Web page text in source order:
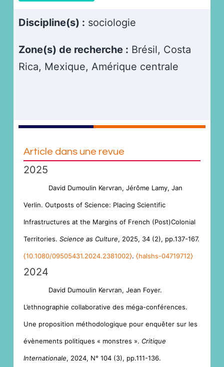
Discipline(s) : sociologie
Zone(s) de recherche : Brésil, Costa
Rica, Mexique, Amérique centrale
Article dans une revue
2025
David Dumoulin Kervran, Jérôme Lamy, Jan
Verlin. Outposts of Science: Placing Scientific
Infrastructures at the Margins of French (Post)Colonial
Territories. Science as Culture, 2025, 34 (2), pp.137-167.
⟨10.1080/09505431.2024.2381002⟩. ⟨halshs-04719712⟩
2024
David Dumoulin Kervran, Jean Foyer.
L’ethnographie collaborative des méga-conférences.
Une proposition méthodologique pour enquêter sur les
évènements politiques « monstres ». Critique
Internationale, 2024, N° 104 (3), pp.111-136.